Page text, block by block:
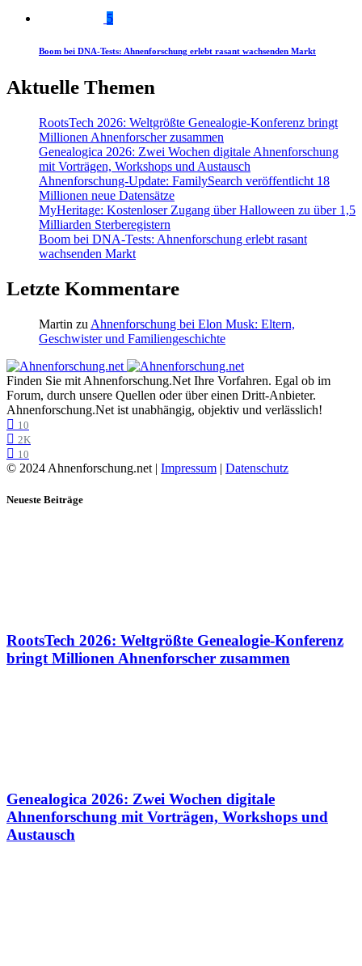
5
Boom bei DNA-Tests: Ahnenforschung erlebt rasant wachsenden Markt
Aktuelle Themen
RootsTech 2026: Weltgrößte Genealogie-Konferenz bringt
Millionen Ahnenforscher zusammen
Genealogica 2026: Zwei Wochen digitale Ahnenforschung
mit Vorträgen, Workshops und Austausch
Ahnenforschung-Update: FamilySearch veröffentlicht 18
Millionen neue Datensätze
MyHeritage: Kostenloser Zugang über Halloween zu über 1,5
Milliarden Sterberegistern
Boom bei DNA-Tests: Ahnenforschung erlebt rasant
wachsenden Markt
Letzte Kommentare
Martin zu Ahnenforschung bei Elon Musk: Eltern,
Geschwister und Familiengeschichte
Finden Sie mit Ahnenforschung.Net Ihre Vorfahren. Egal ob im
Forum, durch unsere Quellen oder über einen Dritt-Anbieter.
Ahnenforschung.Net ist unabhängig, objektiv und verlässlich!
10
2K
10
© 2024 Ahnenforschung.net | Impressum | Datenschutz
Neueste Beiträge
RootsTech 2026: Weltgrößte Genealogie-Konferenz
bringt Millionen Ahnenforscher zusammen
Genealogica 2026: Zwei Wochen digitale
Ahnenforschung mit Vorträgen, Workshops und
Austausch